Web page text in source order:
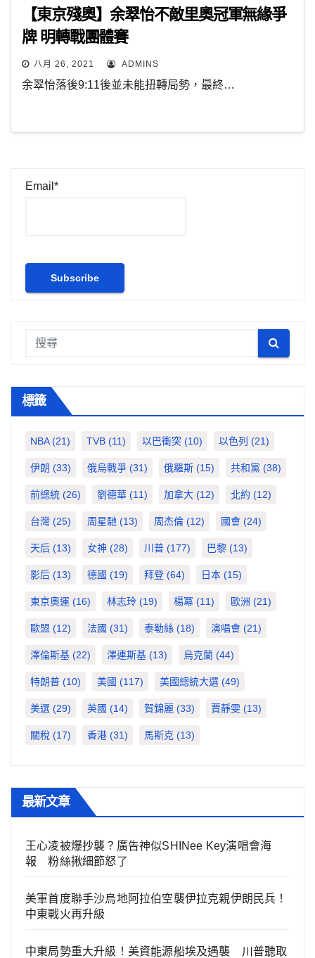
【東京殘奧】余翠怡不敵里奧冠軍無緣爭
牌 明轉戰團體賽
八月 26, 2021 ADMINS
余翠怡落後9:11後並未能扭轉局勢，最終…
Email*
標籤
NBA(21) TVB (11) 以巴衝突 (10) 以色列 (21)
伊朗 (33) 俄烏戰爭 (31) 俄羅斯 (15) 共和黨 (38)
前總統 (26) 劉德華 (11) 加拿大 (12) 北約 (12)
台灣 (25) 周星馳 (13) 周杰倫 (12) 國會 (24)
天后 (13) 女神 (28) 川普 (177) 巴黎 (13)
影后 (13) 德國 (19) 拜登 (64) 日本 (15)
東京奧運 (16) 林志玲 (19) 楊冪 (11) 歐洲 (21)
歐盟 (12) 法國 (31) 泰勒絲 (18) 演唱會 (21)
澤倫斯基 (22) 澤連斯基 (13) 烏克蘭 (44)
特朗普 (10) 美國 (117) 美國總統大選 (49)
美選 (29) 英國 (14) 賀錦麗 (33) 賈靜雯 (13)
關稅 (17) 香港 (31) 馬斯克 (13)
最新文章
王心凌被爆抄襲？廣告神似SHINee Key演唱會海
報 粉絲揪細節怒了
美軍首度聯手沙烏地阿拉伯空襲伊拉克親伊朗民兵！
中東戰火再升級
中東局勢重大升級！美資能源船埃及遇襲 川普聽取